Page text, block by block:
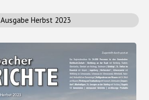
Ausgabe Herbst 2023